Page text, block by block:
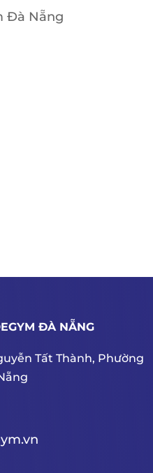
Đà Nẵng
ĐÀ NẴNG
Tất Thành, Phường